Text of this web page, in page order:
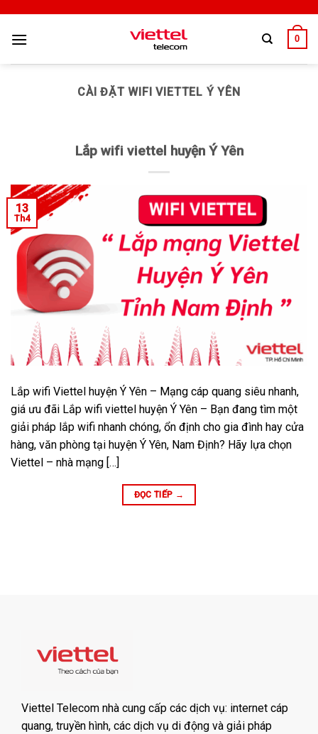
0
CÀI ĐẶT WIFI VIETTEL Ý YÊN
Lắp wifi viettel huyện Ý Yên
13
Th4
Lắp wifi Viettel huyện Ý Yên – Mạng cáp quang siêu nhanh,
giá ưu đãi Lắp wifi viettel huyện Ý Yên – Bạn đang tìm một
giải pháp lắp wifi nhanh chóng, ổn định cho gia đình hay cửa
hàng, văn phòng tại huyện Ý Yên, Nam Định? Hãy lựa chọn
Viettel – nhà mạng […]
ĐỌC TIẾP →
Viettel Telecom nhà cung cấp các dịch vụ: internet cáp
quang, truyền hình, các dịch vụ di động và giải pháp